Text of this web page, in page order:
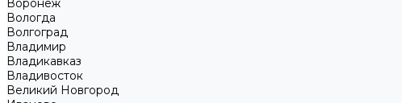
Воронеж
Вологда
Волгоград
Владимир
Владикавказ
Владивосток
Великий Новгород